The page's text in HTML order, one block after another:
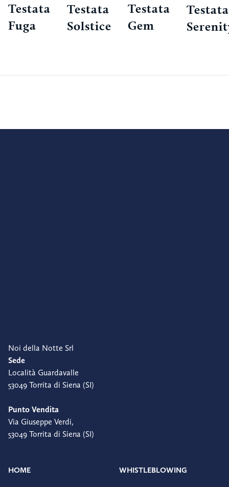
Testata
Fuga
Testata
Solstice
Testata
Gem
Testata
Noi della Notte Srl
Sede
Località Guardavalle
53049 Torrita di Siena (SI)
Punto Vendita
Via Giuseppe Verdi,
53049 Torrita di Siena (SI)
HOME WHISTLEBLOWING